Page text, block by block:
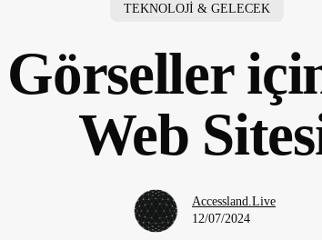
TEKNOLOJİ & GELECEK
Web
Accessland.Live
12/07/2024